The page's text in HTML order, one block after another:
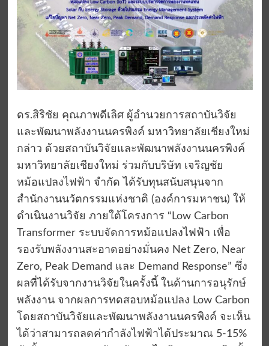
ดร.สิริชัย คุณภาพดีเลิศ ผู้อำนวยการสถาบันวิจัย
และพัฒนาพลังงานนครพิงค์ มหาวิทยาลัยเชียงใหม่
กล่าว ด้วยสถาบันวิจัยและพัฒนาพลังงานนครพิงค์
มหาวิทยาลัยเชียงใหม่ ร่วมกับบริษัท เจริญชัย
หม้อแปลงไฟฟ้า จำกัด ได้รับทุนสนับสนุนจาก
สำนักงานนวัตกรรมแห่งชาติ (องค์การมหาชน) ให้
ดำเนินงานวิจัย ภายใต้โครงการ “Low Carbon
Transformer ระบบจัดการหม้อแปลงไฟฟ้า เพื่อ
รองรับพลังงานสะอาดอย่างมั่นคง Net Zero, Near
Zero, Peak Demand และ Demand Response” ซึ่ง
ผลที่ได้รับจากงานวิจัยในครั้งนี้ ในด้านการอนุรักษ์
พลังงาน จากผลการทดสอบหม้อแปลง Low Carbon
โดยสถาบันวิจัยและพัฒนาพลังงานนครพิงค์ จะเห็น
ได้ว่าสามารถลดค่ากำลังไฟฟ้าได้ประมาณ 5-15%